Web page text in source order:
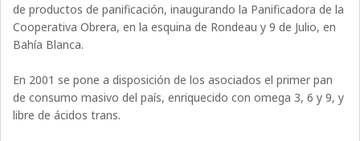
de productos de panificación, inaugurando la Panificadora de la
Cooperativa Obrera, en la esquina de Rondeau y 9 de Julio, en
Bahía Blanca.
En 2001 se pone a disposición de los asociados el primer pan
de consumo masivo del país, enriquecido con omega 3, 6 y 9, y
libre de ácidos trans.